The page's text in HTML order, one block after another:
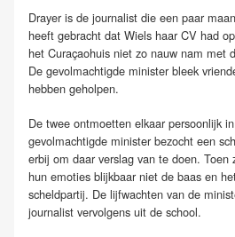
Drayer is de journalist die een paar
heeft gebracht dat Wiels haar CV had
het Curaçaohuis niet zo nauw nam met
De gevolmachtigde minister bleek
hebben geholpen.
De twee ontmoetten elkaar persoonlijk
gevolmachtigde minister bezocht een
erbij om daar verslag van te doen. Toen
hun emoties blijkbaar niet de baas en
scheldpartij. De lijfwachten van de
journalist vervolgens uit de school.